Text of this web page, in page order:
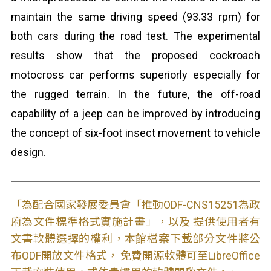
maintain the same driving speed (93.33 rpm) for
both cars during the road test. The experimental
results show that the proposed cockroach
motocross car performs superiorly especially for
the rugged terrain. In the future, the off-road
capability of a jeep can be improved by introducing
the concept of six-foot insect movement to vehicle
design.
「為配合國家發展委員會「推動ODF-CNS15251為政
府為文件標準格式實施計畫」，以及 提供使用者有
文書軟體選擇的權利，本館檔案下載部分文件將公
布ODF開放文件格式， 免費開源軟體可至LibreOffice